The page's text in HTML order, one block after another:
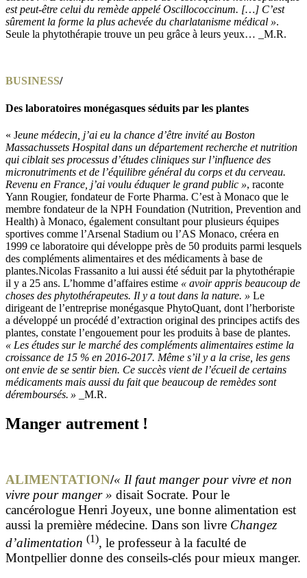
est peut-être celui du remède appelé Oscillococcinum. […] C’est
sûrement la forme la plus achevée du charlatanisme médical ».
Seule la phytothérapie trouve un peu grâce à leurs yeux… _M.R.
BUSINESS/
Des laboratoires monégasques séduits par les plantes
« Jeune médecin, j’ai eu la chance d’être invité au Boston
Massachussets Hospital dans un département recherche et nutrition
qui ciblait ses processus d’études cliniques sur l’influence des
micronutriments et de l’équilibre général du corps et du cerveau.
Revenu en France, j’ai voulu éduquer le grand public », raconte
Yann Rougier, fondateur de Forte Pharma. C’est à Monaco que le
membre fondateur de la NPH Foundation (Nutrition, Prevention and
Health) à Monaco, également consultant pour plusieurs équipes
sportives comme l’Arsenal Stadium ou l’AS Monaco, créera en
1999 ce laboratoire qui développe près de 50 produits parmi lesquels
des compléments alimentaires et des médicaments à base de
plantes.Nicolas Frassanito a lui aussi été séduit par la phytothérapie
il y a 25 ans. L’homme d’affaires estime « avoir appris beaucoup de
choses des phytothérapeutes. Il y a tout dans la nature. » Le
dirigeant de l’entreprise monégasque PhytoQuant, dont l’herboriste
a développé un procédé d’extraction original des principes actifs des
plantes, constate l’engouement pour les produits à base de plantes.
« Les études sur le marché des compléments alimentaires estime la
croissance de 15 % en 2016-2017. Même s’il y a la crise, les gens
ont envie de se sentir bien. Ce succès vient de l’écueil de certains
médicaments mais aussi du fait que beaucoup de remèdes sont
déremboursés. »
_M.R.
Manger autrement !
ALIMENTATION/« Il faut manger pour vivre et non
vivre pour manger » disait Socrate. Pour le
cancérologue Henri Joyeux, une bonne alimentation est
aussi la première médecine. Dans son livre Changez
d’alimentation (1), le professeur à la faculté de
Montpellier donne des conseils-clés pour mieux manger.